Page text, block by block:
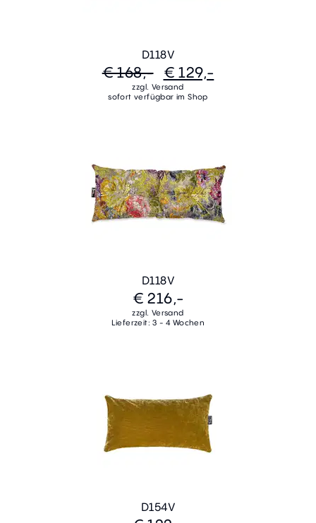
D118V
€ 168,- € 129,-
zzgl. Versand
sofort verfügbar im Shop
D118V
€ 216,-
zzgl. Versand
Lieferzeit: 3 - 4 Wochen
D154V